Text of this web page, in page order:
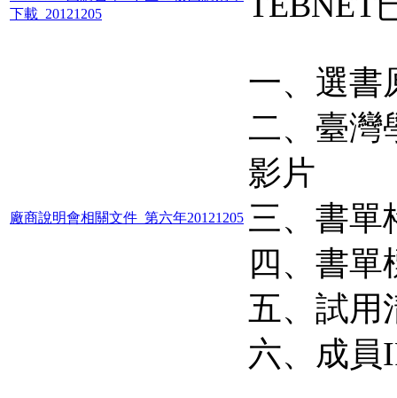
下載_20121205
廠商說明會相關文件_第六年20121205
一、選書
二、臺灣
影片
三、書單
四、書單
五、試用
六、成員